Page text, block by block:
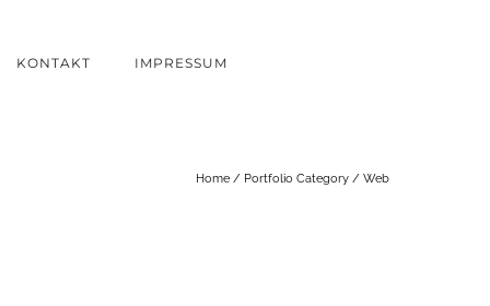
KONTAKT IMPRESSUM
Home / Portfolio Category / Web